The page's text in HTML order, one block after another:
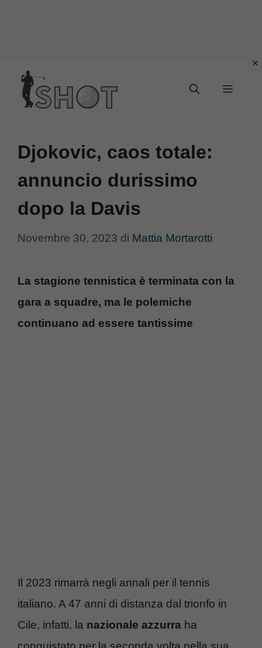
contenuto
Menu
Djokovic, caos totale:
annuncio durissimo
dopo la Davis
Novembre 30, 2023 di Mattia Mortarotti
La stagione tennistica è terminata con la
gara a squadre, ma le polemiche
continuano ad essere tantissime
Il 2023 rimarrà negli annali per il tennis
italiano. A 47 anni di distanza dal trionfo in
Cile, infatti, la nazionale azzurra ha